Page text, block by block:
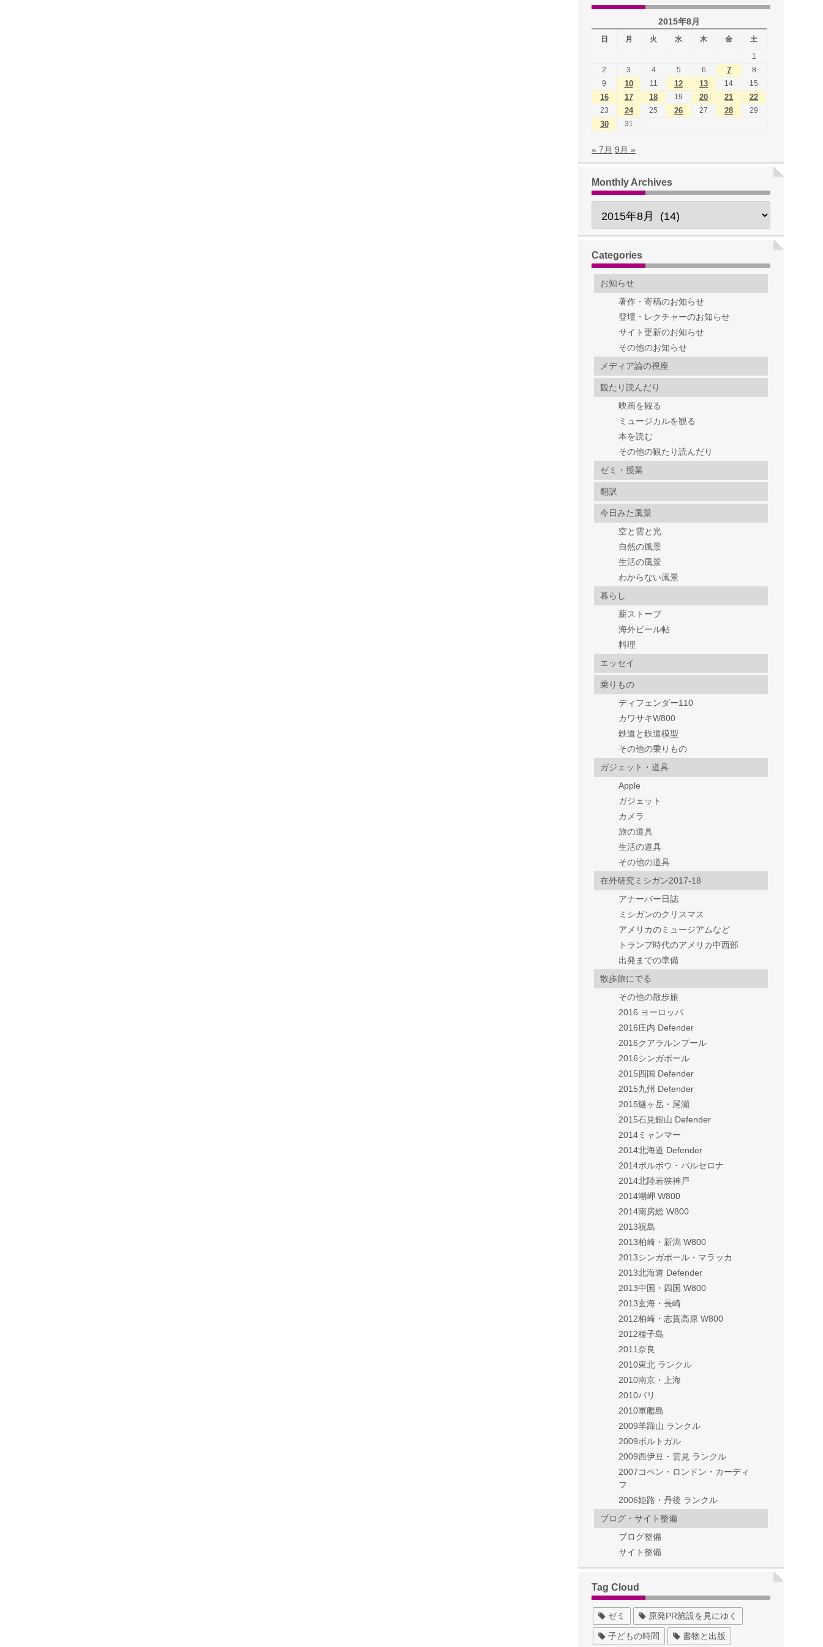
2015年8月
日 月 火 水 木 金
土
1
2
3 4 5 6 7
8
9
10 11 12 13 14 15
16 17 18 19 20 21 22
23 24 25 26 27 28 29
30 31
« 7月 9月 »
Monthly Archives
Categories
お知らせ
著作・寄稿のお知らせ
登壇・レクチャーのお知らせ
サイト更新のお知らせ
その他のお知らせ
メディア論の視座
観たり読んだり
映画を観る
ミュージカルを観る
本を読む
その他の観たり読んだり
ゼミ・授業
翻訳
今日みた風景
空と雲と光
自然の風景
生活の風景
わからない風景
暮らし
薪ストーブ
海外ビール帖
料理
エッセイ
乗りもの
ディフェンダー110
カワサキW800
鉄道と鉄道模型
その他の乗りもの
ガジェット・道具
Apple
ガジェット
カメラ
旅の道具
生活の道具
その他の道具
在外研究ミシガン2017-18
アナーバー日誌
ミシガンのクリスマス
アメリカのミュージアムなど
トランプ時代のアメリカ中西部
出発までの準備
散歩旅にでる
その他の散歩旅
2016 ヨーロッパ
2016庄内 Defender
2016クアラルンプール
2016シンガポール
2015四国 Defender
2015九州 Defender
2015燧ヶ岳・尾瀬
2015石見銀山 Defender
2014ミャンマー
2014北海道 Defender
2014ポルボウ・バルセロナ
2014北陸若狭神戸
2014潮岬 W800
2014南房総 W800
2013祝島
2013柏崎・新潟 W800
2013シンガポール・マラッカ
2013北海道 Defender
2013中国・四国 W800
2013玄海・長崎
2012柏崎・志賀高原 W800
2012種子島
2011奈良
2010東北 ランクル
2010南京・上海
2010パリ
2010軍艦島
2009羊蹄山 ランクル
2009ポルトガル
2009西伊豆・雲見 ランクル
2007コペン・ロンドン・カーディ
フ
2006姫路・丹後 ランクル
ブログ・サイト整備
ブログ整備
サイト整備
Tag Cloud
ゼミ 原発PR施設を見にゆく
子どもの時間 書物と出版